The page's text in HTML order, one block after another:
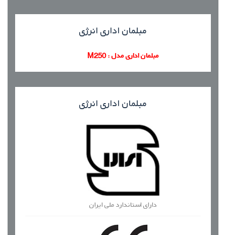
مبلمان اداری انرژی
مبلمان اداری مدل : M250
مبلمان اداری انرژی
دارای استاندارد ملی ایران